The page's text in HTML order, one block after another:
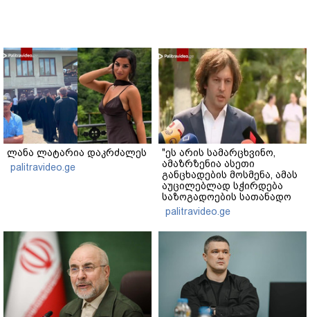
ლანა ლატარია დაკრძალეს
palitravideo.ge
"ეს არის სამარცხვინო,
ამაზრზენია ასეთი
განცხადების მოსმენა, ამას
აუცილებლად სჭირდება
საზოგადოების სათანადო
რეაქცია" - ირაკლი
კობახიძე
palitravideo.ge